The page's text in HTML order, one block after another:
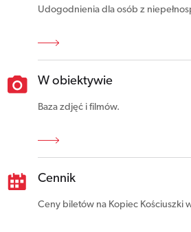
Udogodnienia dla osób z
W obiektywie
Baza zdjęć i filmów.
Cennik
Ceny biletów na Kopiec Kościuszki